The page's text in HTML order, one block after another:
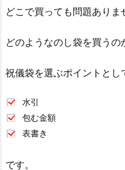
どこで買っても問題ありま
どのようなのし袋を買うの
祝儀袋を選ぶポイントとし
水引
包む金額
表書き
です。